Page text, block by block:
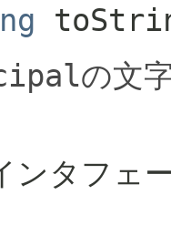
の文
ンタフェ